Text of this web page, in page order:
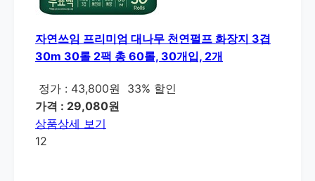
자연쓰임 프리미엄 대나무 천연펄프 화장지 3겹
30m 30롤 2팩 총 60롤, 30개입, 2개
정가 : 43,800원
33% 할인
가격 : 29,080원
상품상세 보기
12